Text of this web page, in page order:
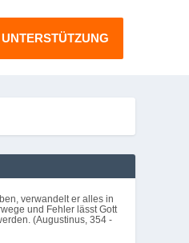
UNTERSTÜTZUNG
verwandelt er alles in
und Fehler lässt Gott
(Augustinus, 354 -